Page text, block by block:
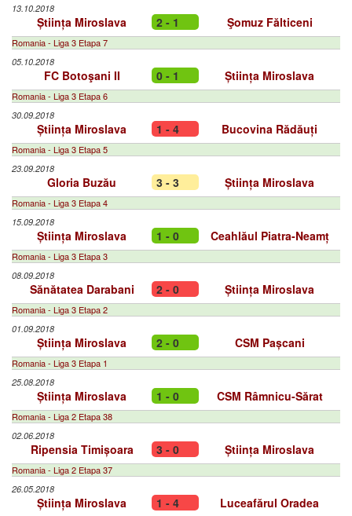
13.10.2018
Știința Miroslava 2 - 1 Şomuz Fălticeni
Romania - Liga 3 Etapa 7
05.10.2018
FC Botoşani II 0 - 1 Știința Miroslava
Romania - Liga 3 Etapa 6
30.09.2018
Știința Miroslava 1 - 4 Bucovina Rădăuți
Romania - Liga 3 Etapa 5
23.09.2018
Gloria Buzău 3 - 3 Știința Miroslava
Romania - Liga 3 Etapa 4
15.09.2018
Știința Miroslava 1 - 0 Ceahlăul Piatra-Neamț
Romania - Liga 3 Etapa 3
08.09.2018
Sănătatea Darabani 2 - 0 Știința Miroslava
Romania - Liga 3 Etapa 2
01.09.2018
Știința Miroslava 2 - 0 CSM Pașcani
Romania - Liga 3 Etapa 1
25.08.2018
Știința Miroslava 1 - 0 CSM Râmnicu-Sărat
Romania - Liga 2 Etapa 38
02.06.2018
Ripensia Timișoara 3 - 0 Știința Miroslava
Romania - Liga 2 Etapa 37
26.05.2018
Știința Miroslava 1 - 4 Luceafărul Oradea